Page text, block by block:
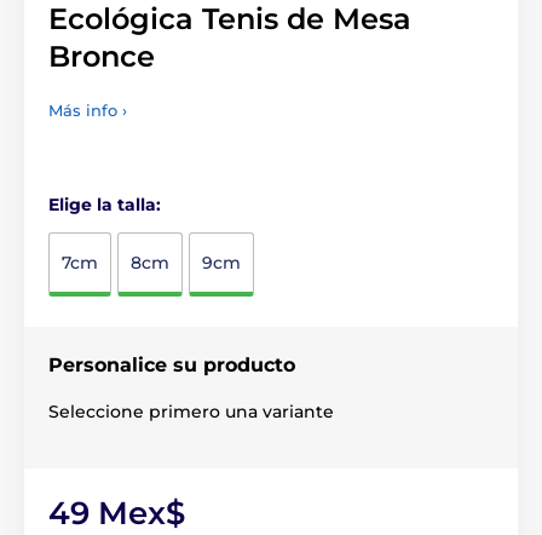
Ecológica Tenis de Mesa
Bronce
Más info ›
Elige la talla:
7cm 8cm 9cm
Personalice su producto
Seleccione primero una variante
49 Mex$